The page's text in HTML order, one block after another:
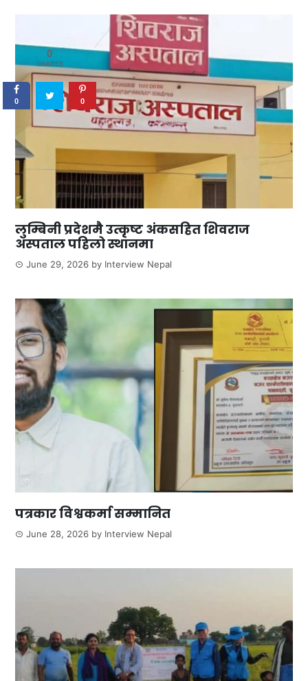
लुम्बिनी प्रदेशमै उत्कृष्ट अंकसहित शिवराज
अस्पताल पहिलो स्थानमा
June 29, 2026 by Interview Nepal
पत्रकार विश्वकर्मा सम्मानित
June 28, 2026 by Interview Nepal
0
SHARES
0 0